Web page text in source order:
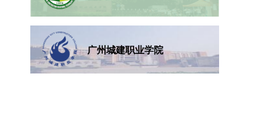
广州城建职业学院